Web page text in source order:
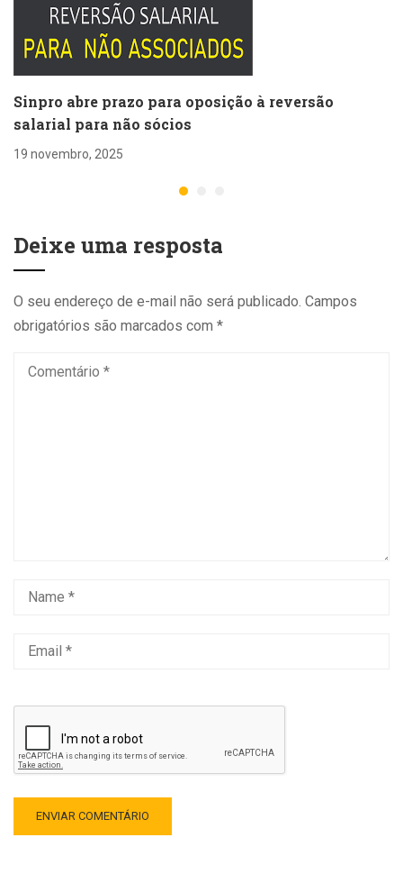
Sinpro abre prazo para oposição à reversão
salarial para não sócios
19 novembro, 2025
Deixe uma resposta
O seu endereço de e-mail não será publicado. Campos
obrigatórios são marcados com *